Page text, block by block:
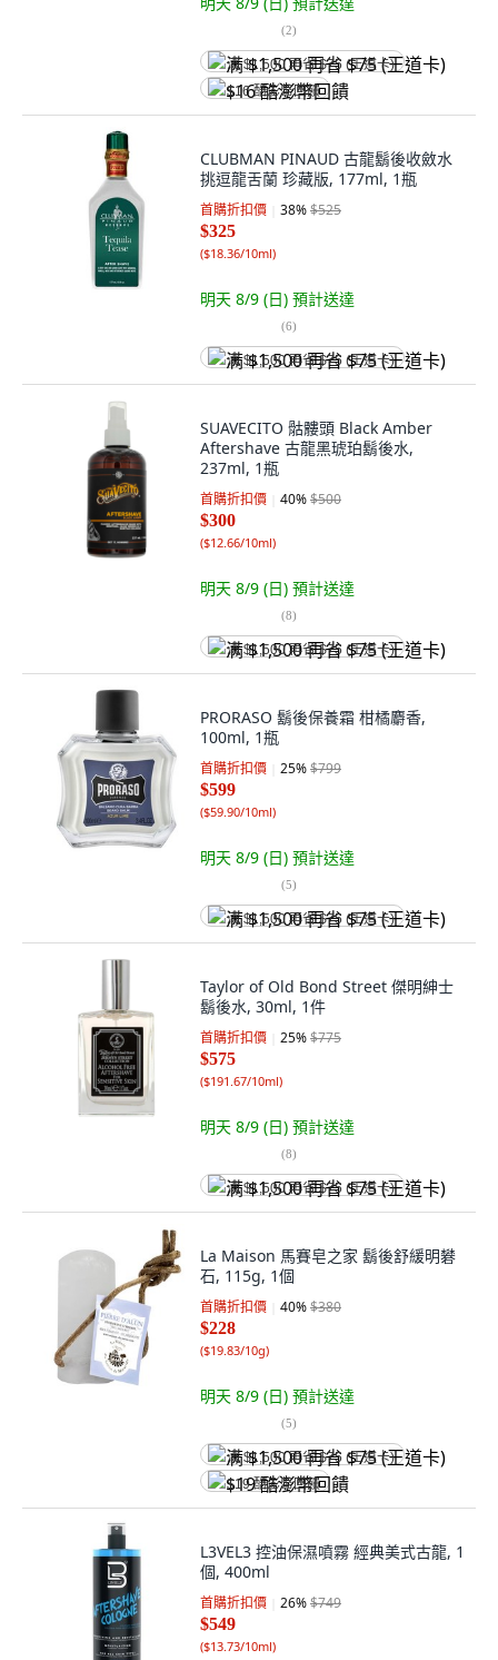
(2)
满 $1,500 再省 $75 (王道卡)
$16 酷澎幣回饋
CLUBMAN PINAUD 古龍鬍後收斂水
挑逗龍舌蘭 珍藏版, 177ml, 1瓶
首購折扣價 38%$525
$325
($18.36/10ml)
明天 8/9 (日) 預計送達
(6)
满 $1,500 再省 $75 (王道卡)
SUAVECITO 骷髏頭 Black Amber
Aftershave 古龍黑琥珀鬍後水,
237ml, 1瓶
首購折扣價 40%$500
$300
($12.66/10ml)
明天 8/9 (日) 預計送達
(8)
满 $1,500 再省 $75 (王道卡)
PRORASO 鬍後保養霜 柑橘麝香,
100ml, 1瓶
首購折扣價 25%$799
$599
($59.90/10ml)
明天 8/9 (日) 預計送達
(5)
满 $1,500 再省 $75 (王道卡)
Taylor of Old Bond Street 傑明紳士
鬍後水, 30ml, 1件
首購折扣價 25%$775
$575
($191.67/10ml)
明天 8/9 (日) 預計送達
(8)
满 $1,500 再省 $75 (王道卡)
La Maison 馬賽皂之家 鬍後舒緩明礬
石, 115g, 1個
首購折扣價 40%$380
$228
($19.83/10g)
明天 8/9 (日) 預計送達
(5)
满 $1,500 再省 $75 (王道卡)
$19 酷澎幣回饋
L3VEL3 控油保濕噴霧 經典美式古龍, 1
個, 400ml
首購折扣價 26%$749
$549
($13.73/10ml)